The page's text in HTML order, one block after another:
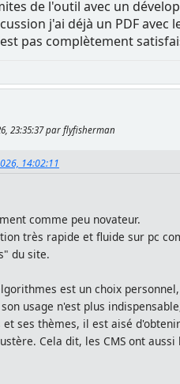
de l'outil avec un
j'ai déjà un PDF
pas complètement
23:35:37 par flyfisherman
14:02:11
comme peu novateur.
très rapide et fluide sur pc
du site.
est un choix
usage n'est plus
ses thèmes, il est aisé
Cela dit, les CMS ont